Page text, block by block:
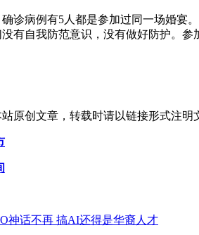
诊病例有5人都是参加过同一场婚宴
有自我防范意识，没有做好防护。参
原创文章，转载时请以链接形式注明